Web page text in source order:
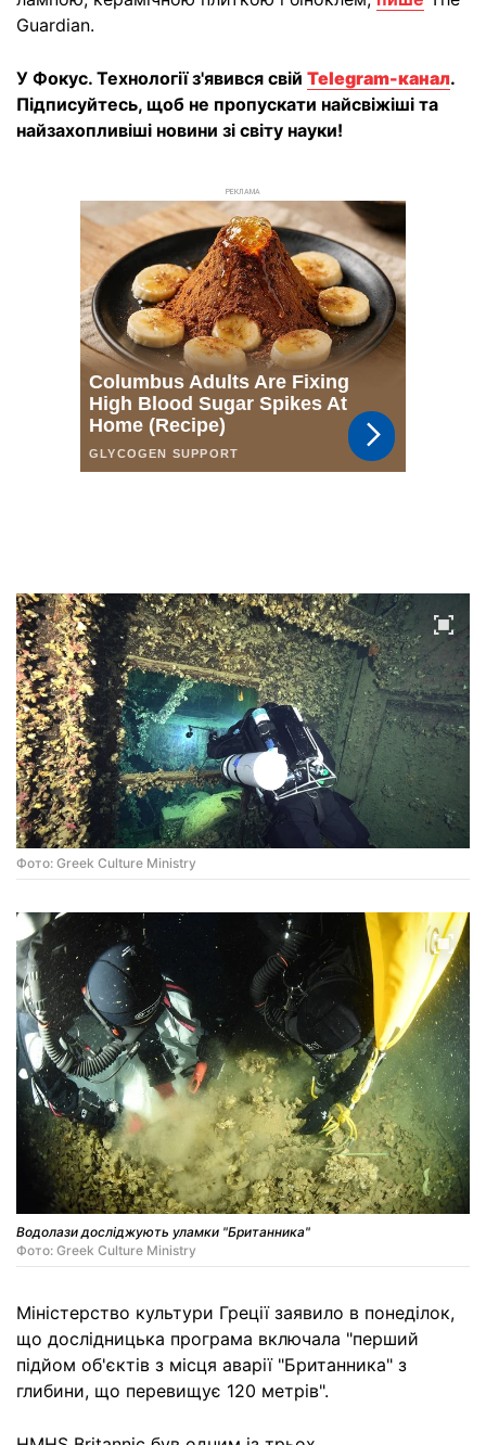
Guardian.
У Фокус. Технології з'явився свій Telegram-канал.
Підписуйтесь, щоб не пропускати найсвіжіші та
найзахопливіші новини зі світу науки!
РЕКЛАМА
Фото: Greek Culture Ministry
Водолази досліджують уламки "Британника"
Фото: Greek Culture Ministry
Міністерство культури Греції заявило в понеділок,
що дослідницька програма включала "перший
підйом об'єктів з місця аварії "Британника" з
глибини, що перевищує 120 метрів".